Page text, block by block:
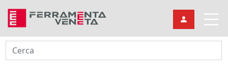
Cerca